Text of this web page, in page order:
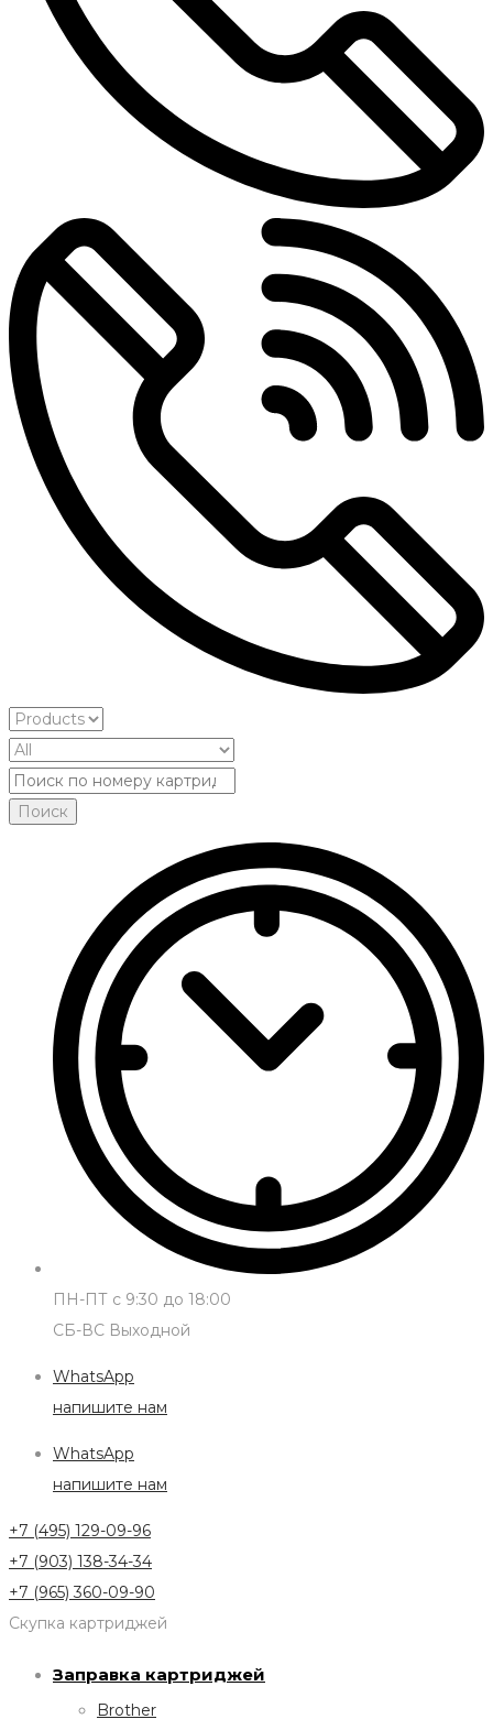
ПН-ПТ с 9:30 до 18:00
СБ-ВС Выходной
WhatsApp
напишите нам
WhatsApp
напишите нам
+7 (495) 129-09-96
+7 (903) 138-34-34
+7 (965) 360-09-90
Скупка картриджей
Заправка картриджей
Brother